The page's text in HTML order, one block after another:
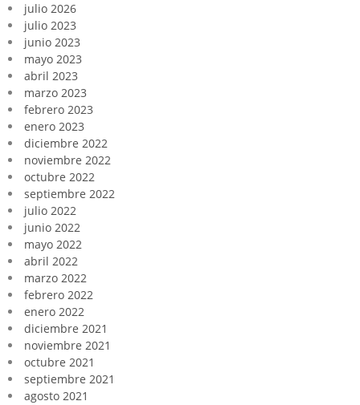
julio 2026
julio 2023
junio 2023
mayo 2023
abril 2023
marzo 2023
febrero 2023
enero 2023
diciembre 2022
noviembre 2022
octubre 2022
septiembre 2022
julio 2022
junio 2022
mayo 2022
abril 2022
marzo 2022
febrero 2022
enero 2022
diciembre 2021
noviembre 2021
octubre 2021
septiembre 2021
agosto 2021